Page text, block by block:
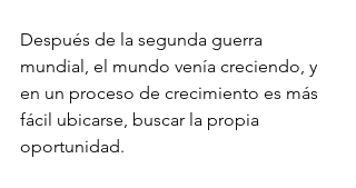
Después de la segunda guerra
mundial, el mundo venía creciendo, y
en un proceso de crecimiento es más
fácil ubicarse, buscar la propia
oportunidad.